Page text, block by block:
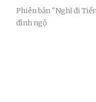
Phiên bản "Nghĩ đi
đình ngộ